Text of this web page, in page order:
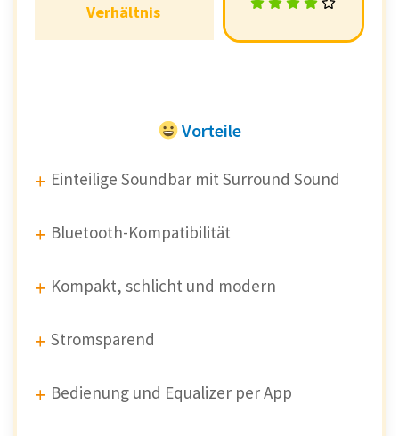
Verhältnis
Verhältnis
Vorteile
Einteilige Soundbar mit Surround Sound
Bluetooth-Kompatibilität
Kompakt, schlicht und modern
Stromsparend
Bedienung und Equalizer per App